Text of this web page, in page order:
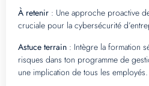
À retenir : Une approche proactive
cruciale pour la cybersécurité
Astuce terrain : Intègre la formation
risques dans ton programme de
une implication de tous les employés.